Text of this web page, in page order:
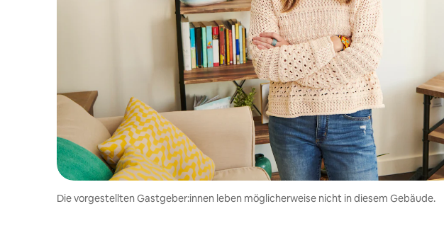
Die vorgestellten Gastgeber:innen leben möglicherweise nicht in diesem Gebäude.